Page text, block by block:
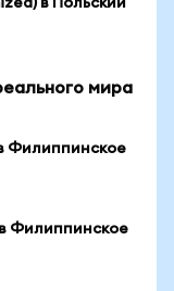
в Польский
мира
Филиппинское
Филиппинское